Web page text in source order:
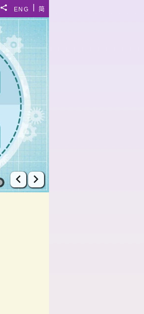
简
ENG
分享給
上一張幻燈片
下一張幻燈片